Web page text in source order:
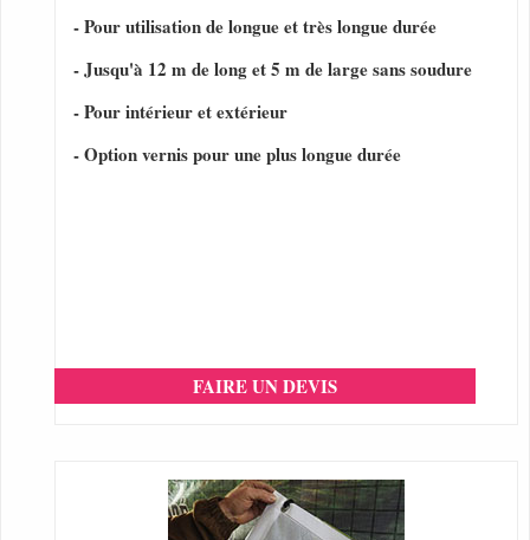
- Pour utilisation de longue et très longue durée
- Jusqu'à 12 m de long et 5 m de large sans soudure
- Pour intérieur et extérieur
- Option vernis pour une plus longue durée
FAIRE UN DEVIS